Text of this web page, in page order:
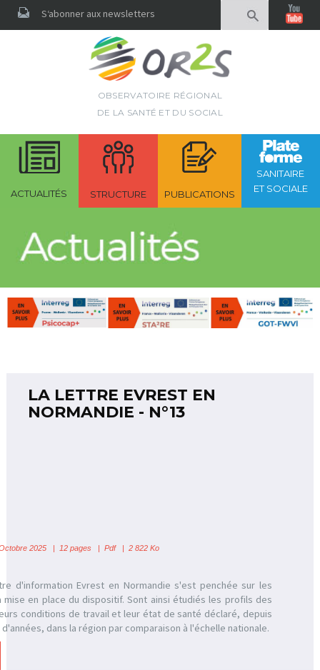
S‘abonner aux newsletters
OBSERVATOIRE RÉGIONAL
DE LA SANTÉ ET DU SOCIAL
ACTUALITÉS STRUCTURE PUBLICATIONS
SANITAIRE
ET SOCIALE
LA LETTRE EVREST EN
NORMANDIE - N°13
2025 | 12 pages | Pdf | 2 822 Ko
d'information Evrest en Normandie s'est penchée sur les
mise en place du dispositif. Sont ainsi étudiés les profils des
conditions de travail et leur état de santé déclaré, depuis
dans la région par comparaison à l'échelle nationale.